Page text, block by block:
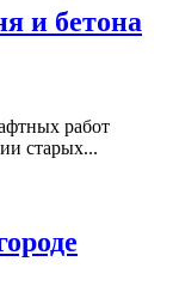
и бетона
работ
старых...